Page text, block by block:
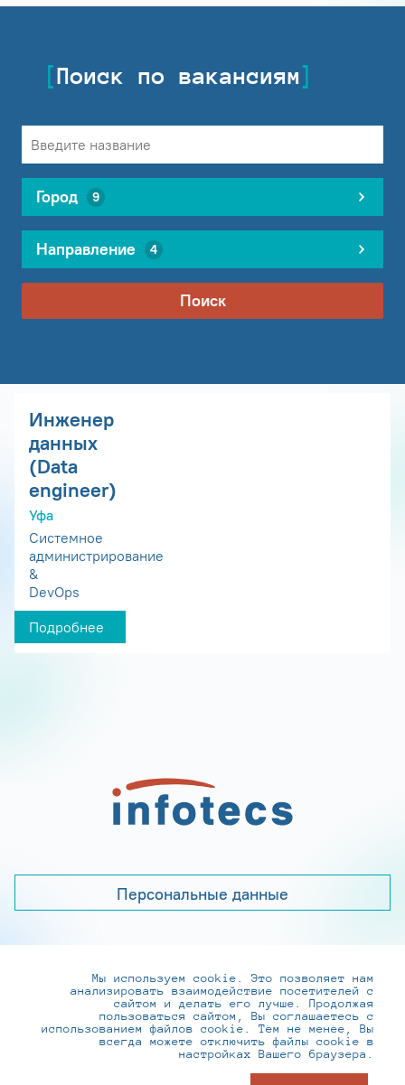
Поиск по вакансиям
Город 9
Направление 4
Поиск
Инженер
данных
(Data
engineer)
Уфа
Системное
администрирование
&
DevOps
Подробнее
Персональные данные
+7 (495) 737-6192, 8-800-250-0-260
practice@infotecs.ru,hr@infotecs.ru
127273, г. Москва, Отрадная ул., 2Б строение 1
Мы используем cookie. Это позволяет нам
анализировать взаимодействие посетителей с
сайтом и делать его лучше. Продолжая
пользоваться сайтом, Вы соглашаетесь с
использованием файлов cookie. Тем не менее, Вы
всегда можете отключить файлы cookie в
настройках Вашего браузера.